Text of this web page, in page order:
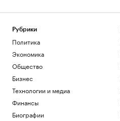
Рубрики
Политика
Экономика
Общество
Бизнес
Технологии и медиа
Финансы
Биографии